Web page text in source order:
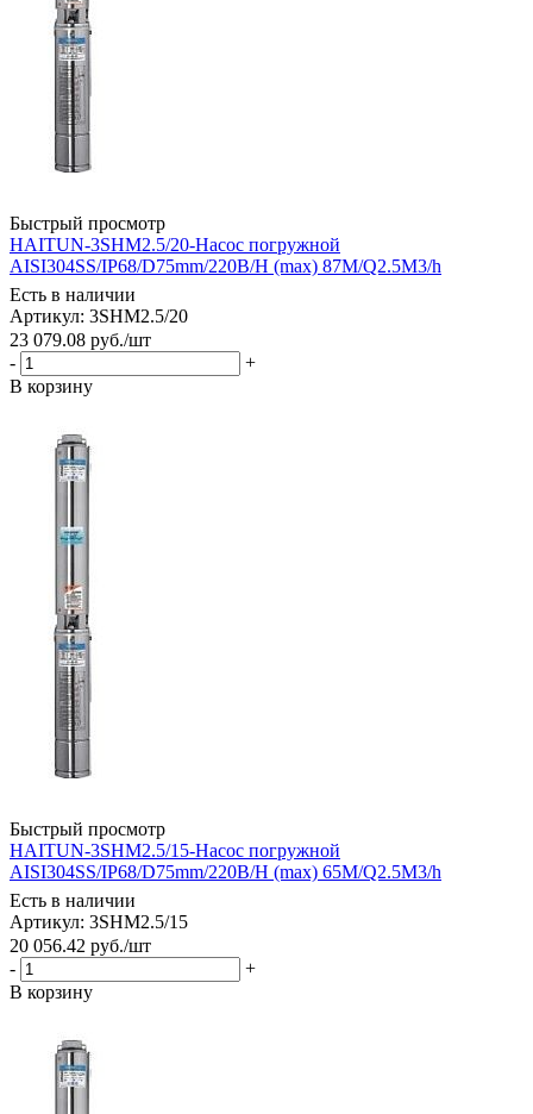
Быстрый просмотр
HAITUN-3SHM2.5/20-Насос погружной
AISI304SS/IP68/D75mm/220В/H (max) 87M/Q2.5M3/h
Есть в наличии
Артикул: 3SHM2.5/20
23 079.08 руб./шт
-
+
В корзину
Быстрый просмотр
HAITUN-3SHM2.5/15-Насос погружной
AISI304SS/IP68/D75mm/220В/H (max) 65M/Q2.5M3/h
Есть в наличии
Артикул: 3SHM2.5/15
20 056.42 руб./шт
-
+
В корзину